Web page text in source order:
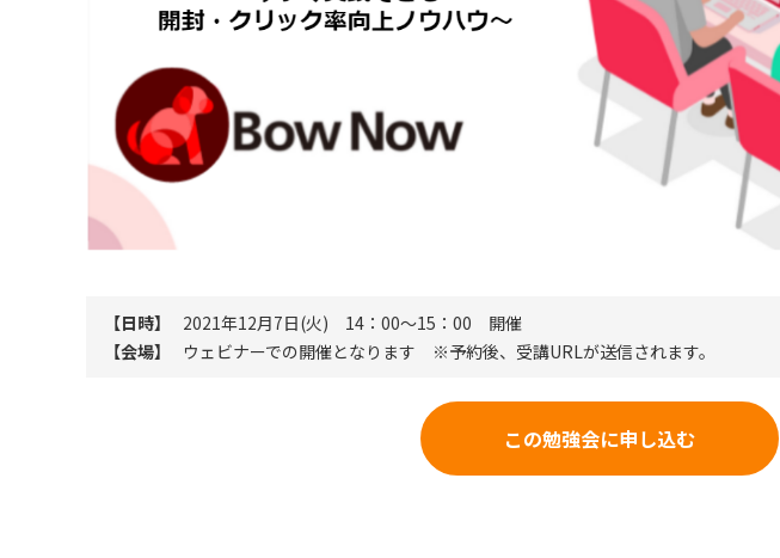
【日時】
2021年12月7日(火) 14：00～15：00 開催
【会場】
ウェビナーでの開催となります ※予約後、受講URLが送信されます。
この勉強会に申し込む